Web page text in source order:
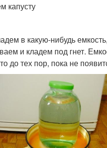
капусту
в какую-нибудь
и кладем под гнет.
до тех пор, пока не